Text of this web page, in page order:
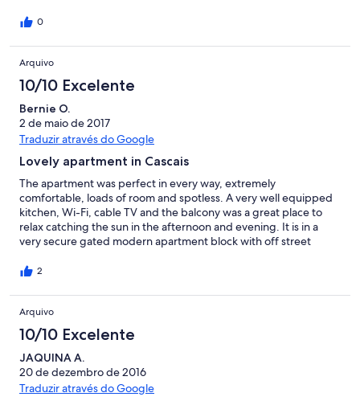
the services of Ketan and Sandra for transfer to and from the
0
Arquivo
10/10 Excelente
Bernie O.
2 de maio de 2017
Traduzir através do Google
Lovely apartment in Cascais
The apartment was perfect in every way, extremely
comfortable, loads of room and spotless. A very well equipped
kitchen, Wi-Fi, cable TV and the balcony was a great place to
relax catching the sun in the afternoon and evening. It is in a
very secure gated modern apartment block with off street
pool are very well looked after. You can take a lovely walk along
around the corner. Taxi fare back from town was less than five
euro. Just across the road is a small supermarket and a very
popular coffee shop with a LIDL supermarket a few minutes
away. A good selection of restaurants overlooking the sea is a
few minutes walk away. Check-in with Ketan was very relaxed
and he provided us with plenty of information and
recommendations about the area. Cascais is a great place for
2
Arquivo
10/10 Excelente
JAQUINA A.
20 de dezembro de 2016
Traduzir através do Google